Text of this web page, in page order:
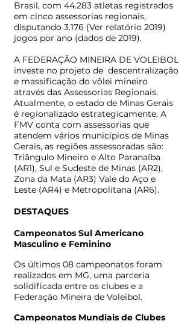
Brasil, com 44.283 atletas registrados
em cinco assessorias regionais,
disputando 3.176 (Ver relatório 2019)
jogos por ano (dados de 2019).
A FEDERAÇÃO MINEIRA DE VOLEIBOL
investe no projeto de descentralização
e massificação do vôlei mineiro
através das Assessorias Regionais.
Atualmente, o estado de Minas Gerais
é regionalizado estrategicamente. A
FMV conta com assessorias que
atendem vários municípios de Minas
Gerais, as regiões assessoradas são:
Triângulo Mineiro e Alto Paranaíba
(AR1), Sul e Sudeste de Minas (AR2),
Zona da Mata (AR3) Vale do Aço e
Leste (AR4) e Metropolitana (AR6).
DESTAQUES
Campeonatos Sul Americano
Masculino e Feminino
Os últimos 08 campeonatos foram
realizados em MG, uma parceria
solidificada entre os clubes e a
Federação Mineira de Voleibol.
Campeonatos Mundiais de Clubes